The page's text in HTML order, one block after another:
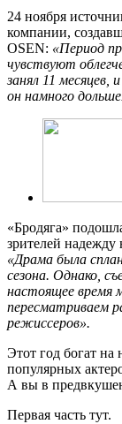
24 ноября
компании,
OSEN: «Период
чувствуют
занял 11 месяцев,
он намного
«Бродяга»
зрителей
«Драма была
сезона. Однако,
настоящее
пересматриваем
режиссеров».
Этот год богат
популярных
А вы в
Первая часть тут.